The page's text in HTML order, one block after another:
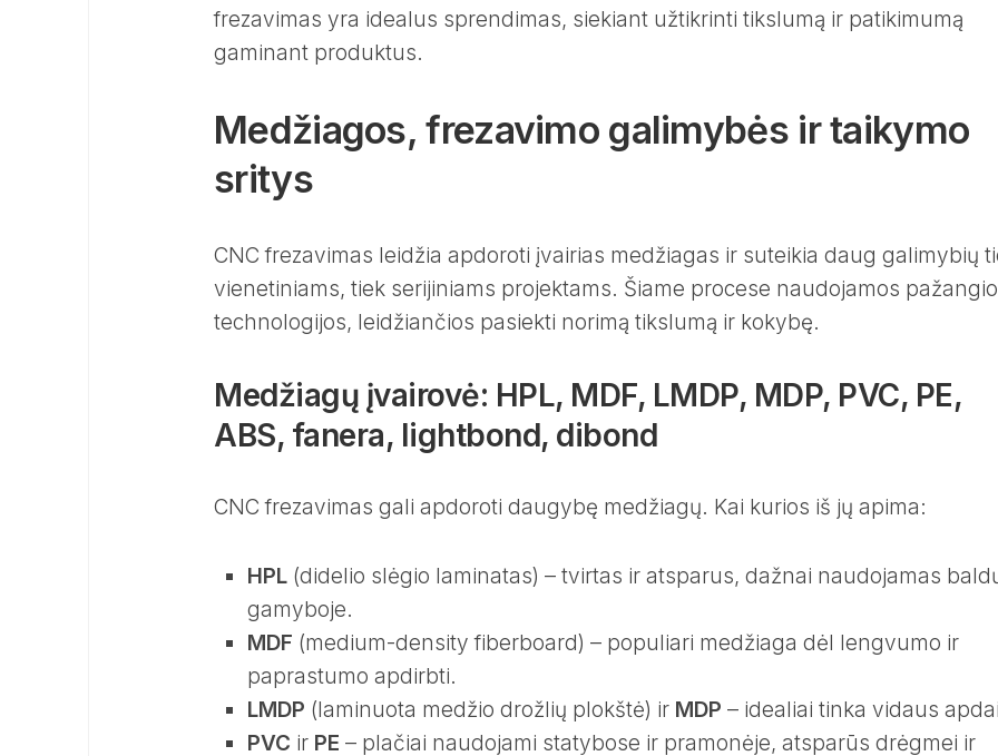
frezavimas yra idealus sprendimas, siekiant užtikrinti tikslumą ir patikimumą
gaminant produktus.
Medžiagos, frezavimo galimybės ir taikymo
sritys
CNC frezavimas leidžia apdoroti įvairias medžiagas ir suteikia daug galimybių
vienetiniams, tiek serijiniams projektams. Šiame procese naudojamos
technologijos, leidžiančios pasiekti norimą tikslumą ir kokybę.
Medžiagų įvairovė: HPL, MDF, LMDP, MDP, PVC, PE,
ABS, fanera, lightbond, dibond
CNC frezavimas gali apdoroti daugybę medžiagų. Kai kurios iš jų apima:
HPL (didelio slėgio laminatas) – tvirtas ir atsparus, dažnai naudojamas
gamyboje.
MDF (medium-density fiberboard) – populiari medžiaga dėl lengvumo ir
paprastumo apdirbti.
LMDP (laminuota medžio drožlių plokštė) ir MDP – idealiai tinka vidaus
PVC ir PE – plačiai naudojami statybose ir pramonėje, atsparūs drėgmei ir